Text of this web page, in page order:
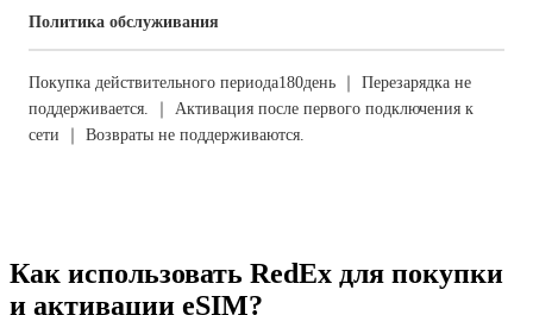
Политика обслуживания
Покупка действительного периода180день ｜ Перезарядка не
поддерживается. ｜ Активация после первого подключения к
сети ｜ Возвраты не поддерживаются.
Как использовать RedEx для покупки
и активации eSIM?